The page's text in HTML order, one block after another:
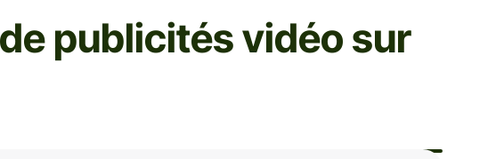
publicités vidéo sur